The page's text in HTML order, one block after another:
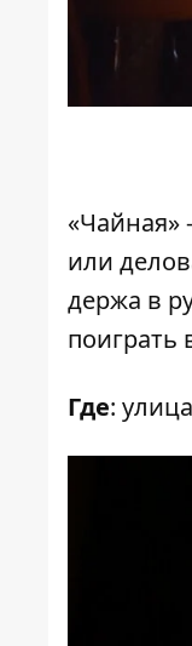
«Чайная»
или
держа в
поиграть
Где: